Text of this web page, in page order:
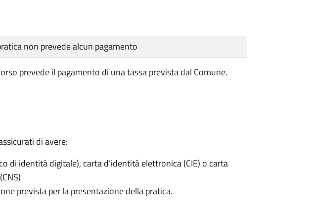
non prevede alcun pagamento
prevede il pagamento di una tassa prevista dal Comune.
di avere:
di identità digitale), carta d’identità elettronica (CIE) o carta
prevista per la presentazione della pratica.